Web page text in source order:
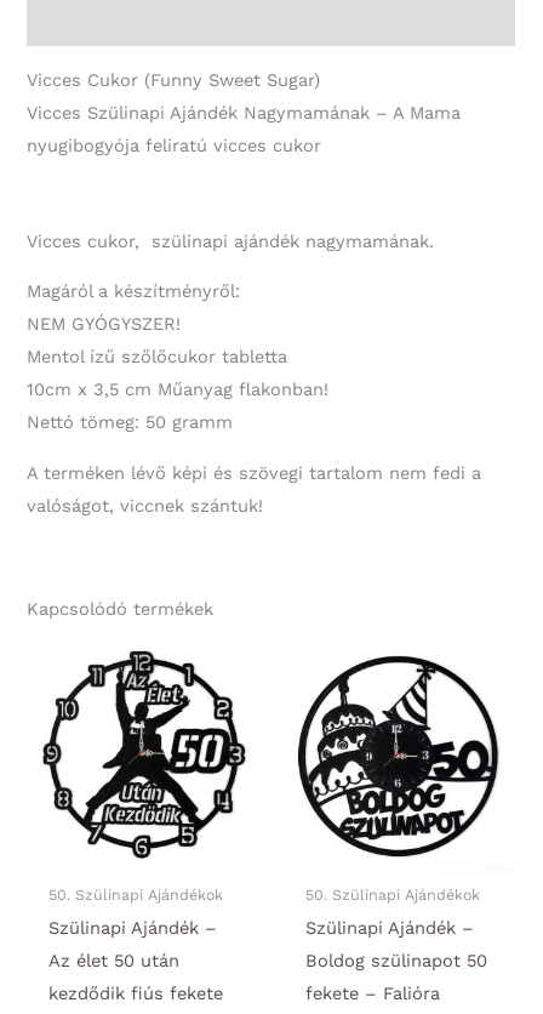
Vicces Cukor (Funny Sweet Sugar)
Vicces Szülinapi Ajándék Nagymamának – A Mama
nyugibogyója feliratú vicces cukor
Vicces cukor, szülinapi ajándék nagymamának.
Magáról a készítményről:
NEM GYÓGYSZER!
Mentol ízű szőlőcukor tabletta
10cm x 3,5 cm Műanyag flakonban!
Nettó tömeg: 50 gramm
A terméken lévő képi és szövegi tartalom nem fedi a
valóságot, viccnek szántuk!
Kapcsolódó termékek
50. Szülinapi Ajándékok
Szülinapi Ajándék –
Az élet 50 után
kezdődik fiús fekete
50. Szülinapi Ajándékok
Szülinapi Ajándék –
Boldog szülinapot 50
fekete – Falióra